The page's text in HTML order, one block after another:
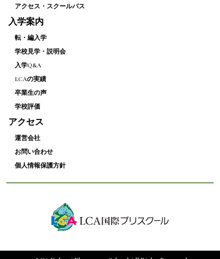
アクセス・スクールバス
入学案内
転・編入学
学校見学・説明会
入学Q&A
LCAの実績
卒業生の声
学校評価
アクセス
運営会社
お問い合わせ
個人情報保護方針